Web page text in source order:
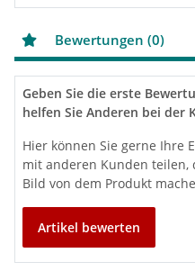
Bewertungen (0)
Geben Sie die erste
helfen Sie Anderen bei der
Hier können Sie gerne Ihre
mit anderen Kunden teilen,
Bild von dem Produkt
Artikel bewerten